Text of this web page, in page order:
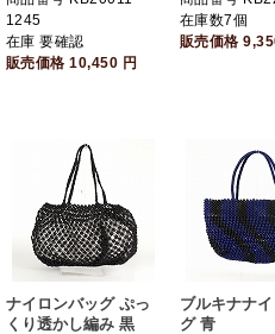
1245
在庫 要確認
販売価格10,450 円
在庫数7個
販売価格
ナイロンバッグ ぷっ
くり透かし編み 黒
ブルキナナ
グ 青